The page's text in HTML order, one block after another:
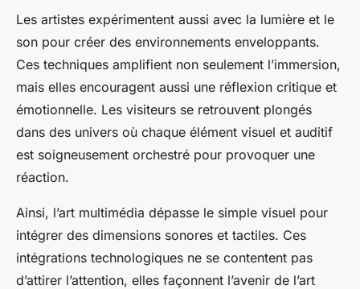
Les artistes expérimentent aussi avec la lumière et le
son pour créer des environnements enveloppants.
Ces techniques amplifient non seulement l’immersion,
mais elles encouragent aussi une réflexion critique et
émotionnelle. Les visiteurs se retrouvent plongés
dans des univers où chaque élément visuel et auditif
est soigneusement orchestré pour provoquer une
réaction.
Ainsi, l’art multimédia dépasse le simple visuel pour
intégrer des dimensions sonores et tactiles. Ces
intégrations technologiques ne se contentent pas
d’attirer l’attention, elles façonnent l’avenir de l’art